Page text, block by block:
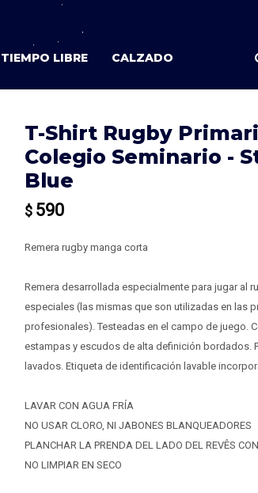
LIBRE CALZADO
T-Shirt Rugby
Colegio Seminario -
Blue
$ 590
Remera rugby manga corta
Remera desarrollada especialmente para jugar al
especiales (las mismas que son utilizadas en las
profesionales). Testeadas en el campo de juego.
estampas y escudos de alta definición bordados.
lavados. Etiqueta de identificación lavable
LAVAR CON AGUA FRÍA
NO USAR CLORO, NI JABONES BLANQUEADORES
PLANCHAR LA PRENDA DEL LADO DEL REVÊS
NO LIMPIAR EN SECO